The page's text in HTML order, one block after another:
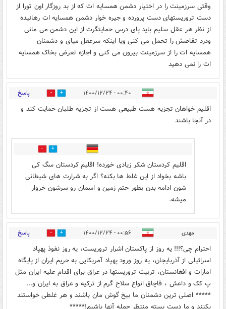
وقتی سرزمینت را در اختیار دشمن همسایه ات که از بد روزگار اون تورا از
دست تروریستهای دست پرورده و جیره خوار دشمن همسایه ات رهانیده
از نظر هر عقل سلیم باید پای درس حمایتگرت از این دشمن می مانی
ودرد تقاصش را تحمل می کنی ویا اینکه سرعقل میای و دشمنان
همسایه ات را از سرزمینت بیرون می کنی و اجازه تعرض بخاک همسایه
ات را نمی دهید
۰۰:۴۰ - ۱۴۰۰/۱۲/۲۴ 4 پاسخ
اقلیم خواهان تجزیه هست طبیعی هست از تجزیه طلبان حمایت کند و
در آنجا باشند
2
اقلیم کردستان شکر زیادی خورده! اقلیم کردستان سگ کی
باشه بخواد از این غلط ها بکنه؟ اگر به شرارت های شیطانی
شون ادامه بدن بطور حتم زمین و اسمان رو سرشون خروار
میشه.
مهدی ۰۰:۵۶ - ۱۴۰۰/۱۲/۲۴ 4 پاسخ
احترام چی؟!!! یه روز از پاکستان اشرار تروریست، یه روز نفوذ پهپاد
اسرائیلی از آذربایجان، یه روز ورود پهپاد آمریکایی به حریم ایران از پایگاه
امارات و افغانستان، تربیت تروریستها در عراق برای اقدام علیه ایران مثل
پ کک و داعش ، قاچاق انواع سلاح گرم از ترکیه و عراق به ایران و...
***** اصلی ترین دشمنان ما بیخ گوش مان باشند و هر غلطی خواستند
بکنند و ما دست بسته منتظر حمله آنها باشیم!*****